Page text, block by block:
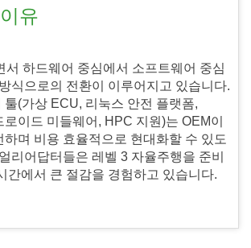
유
서 하드웨어 중심에서 소프트웨어 중심
식으로의 전환이 이루어지고 있습니다.
툴(가상 ECU, 리눅스 안전 플랫폼,
이드 미들웨어, HPC 지원)는 OEM이
하며 비용 효율적으로 현대화할 수 있도
리어답터들은 레벨 3 자율주행을 준비
간에서 큰 절감을 경험하고 있습니다.